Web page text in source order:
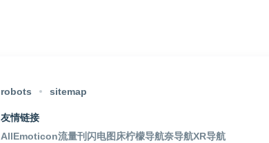
robots sitemap
友情链接
AllEmoticon流量刊 闪电图床柠檬导航奈导航XR导航